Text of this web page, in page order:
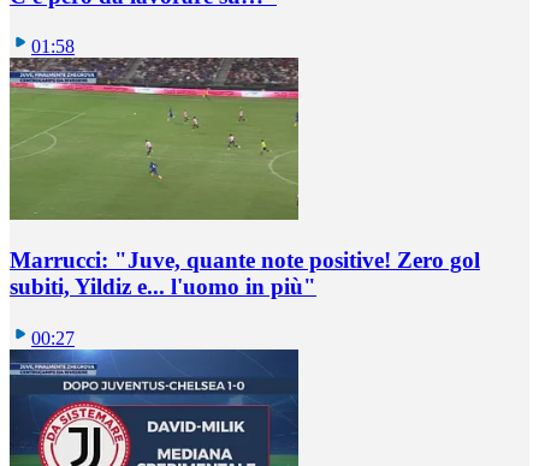
01:58
Marrucci: "Juve, quante note positive! Zero gol
subiti, Yildiz e... l'uomo in più"
00:27